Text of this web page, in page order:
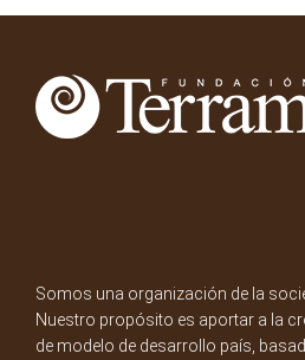
Somos una organización de la
Nuestro propósito es aportar a la
de modelo de desarrollo país,